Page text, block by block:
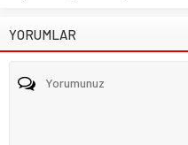
YORUMLAR